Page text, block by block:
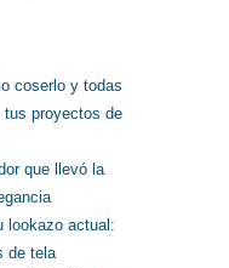
coserlo y todas
tus proyectos de
que llevó la
lookazo actual:
de tela